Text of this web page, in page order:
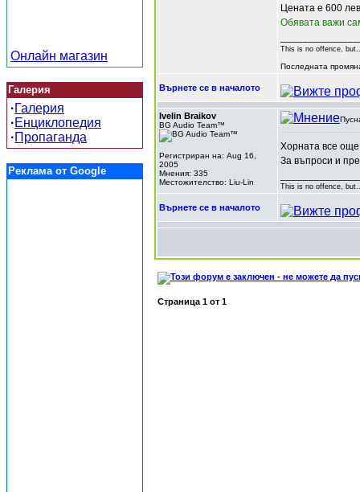
Онлайн магазин
Галерия
·Галерия
·Енциклопедия
·Пропаганда
Реклама от Google
Цената е 600
Обявата важи
This is no offence,
Последната
Върнете се в началото
Ivelin Braikov
BG Audio Team™
Регистриран на: Aug 16,
2005
Мнения: 335
Местожителство: Liu-Lin
Хорната все
За въпроси и
This is no offence,
Върнете се в началото
Страница 1 от 1